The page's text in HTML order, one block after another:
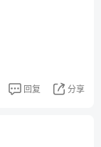
回复 分享